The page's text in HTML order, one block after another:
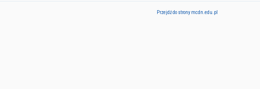
Przejdź do strony mcdn.edu.pl